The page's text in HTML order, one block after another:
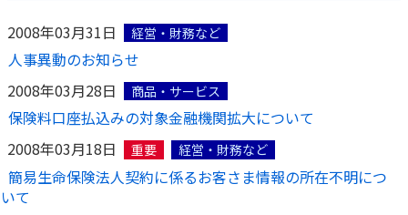
ご契約者さま
ご契約者さま
マイページログイン
入院保険金・手術保険金のご請求
保険をご検討中のお客さま
保険をご検討中のお客さま
【まずはご相談ください】企業経営でお悩みの方はこ
お役立ち情報
2008年03月31日 経営・財務など
人事異動のお知らせ
2008年03月28日
商品・サービス
保険料口座払込みの対象金融機関拡大について
2008年03月18日
重要 経営・財務など
簡易生命保険法人契約に係るお客さま情報の所在不明につ
いて